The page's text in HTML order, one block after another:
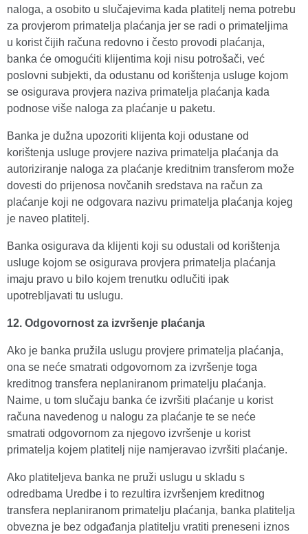
naloga, a osobito u slučajevima kada platitelj nema potrebu
za provjerom primatelja plaćanja jer se radi o primateljima
u korist čijih računa redovno i često provodi plaćanja,
banka će omogućiti klijentima koji nisu potrošači, već
poslovni subjekti, da odustanu od korištenja usluge kojom
se osigurava provjera naziva primatelja plaćanja kada
podnose više naloga za plaćanje u paketu.
Banka je dužna upozoriti klijenta koji odustane od
korištenja usluge provjere naziva primatelja plaćanja da
autoriziranje naloga za plaćanje kreditnim transferom može
dovesti do prijenosa novčanih sredstava na račun za
plaćanje koji ne odgovara nazivu primatelja plaćanja kojeg
je naveo platitelj.
Banka osigurava da klijenti koji su odustali od korištenja
usluge kojom se osigurava provjera primatelja plaćanja
imaju pravo u bilo kojem trenutku odlučiti ipak
upotrebljavati tu uslugu.
12. Odgovornost za izvršenje plaćanja
Ako je banka pružila uslugu provjere primatelja plaćanja,
ona se neće smatrati odgovornom za izvršenje toga
kreditnog transfera neplaniranom primatelju plaćanja.
Naime, u tom slučaju banka će izvršiti plaćanje u korist
računa navedenog u nalogu za plaćanje te se neće
smatrati odgovornom za njegovo izvršenje u korist
primatelja kojem platitelj nije namjeravao izvršiti plaćanje.
Ako platiteljeva banka ne pruži uslugu u skladu s
odredbama Uredbe i to rezultira izvršenjem kreditnog
transfera neplaniranom primatelju plaćanja, banka platitelja
obvezna je bez odgađanja platitelju vratiti preneseni iznos